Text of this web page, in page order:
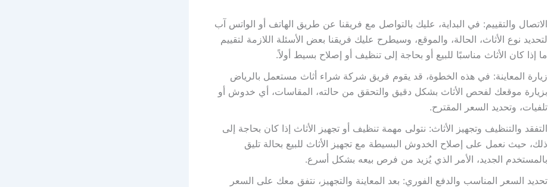
الاتصال والتقييم: في البداية، عليك بالتواصل مع فريقنا عن طريق الهاتف أو الواتس آب
لتحديد نوع الأثاث، الحالة، والموقع، وسيطرح عليك فريقنا بعض الأسئلة اللازمة لتقييم
ما إذا كان الأثاث مناسبًا للبيع أو بحاجة إلى تنظيف أو إصلاح بسيط أولاً.
زيارة المعاينة: في هذه الخطوة، قد يقوم فريق شركة شراء أثاث مستعمل بالرياض
بزيارة موقعك لفحص الأثاث بشكل دقيق والتحقق من حالته، المقاسات، أي خدوش أو
تلفيات، وتحديد السعر المقترح.
التفقد والتنظيف وتجهيز الأثاث: نتولى مهمة تنظيف أو تجهيز الأثاث إذا كان بحاجة إلى
ذلك، حيث نعمل على إصلاح الخدوش البسيطة مع تجهيز الأثاث للبيع بحالة تليق
بالمستخدم الجديد، الأمر الذي يُزيد من فرص بيعه بشكل أسرع.
تحديد السعر المناسب والدفع الفوري: بعد المعاينة والتجهيز، نتفق معك على السعر